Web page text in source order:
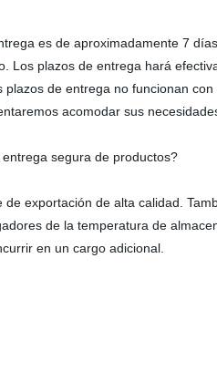
es de aproximadamente 7
Los plazos de entrega hará
plazos de entrega no funcionan
acomodar sus
segura de productos?
exportación de alta calidad.
de la temperatura de
en un cargo adicional.